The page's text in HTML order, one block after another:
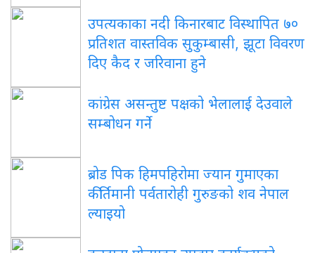
उपत्यकाका नदी किनारबाट विस्थापित ७०
प्रतिशत वास्तविक सुकुम्बासी, झूटा विवरण
दिए कैद र जरिवाना हुने
कांग्रेस असन्तुष्ट पक्षको भेलालाई देउवाले
सम्बोधन गर्ने
ब्रोड पिक हिमपहिरोमा ज्यान गुमाएका
कीर्तिमानी पर्वतारोही गुरुङको शव नेपाल
ल्याइयो